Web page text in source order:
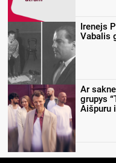
Irenejs
Vabalis
Ar
grupys
Aišpuru